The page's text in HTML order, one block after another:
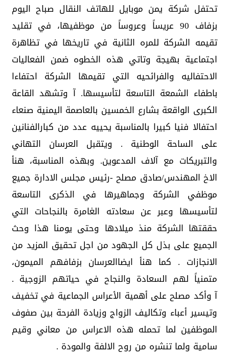
تحتفل شركة يمن موبايل للهاتف النقال صباح اليوم
بزفاف 90 عريساً وعروساً من موظفيها، في تقليد
تقيمه الشركة للمره الثانية في تاريخها في تظاهرة
اجتماعية بهيجة وتاتي هذه الخطوه ضمن الفعاليات
الاحتفاليه والفرائحيه التي تقيمها الشركة احتفاءا
باطفاء الشمعة التاسعة لتأسيسها. آ وتشهد القاعة
الكبرى الواقعة بشارع الخمسين بالعاصمة اليمنية صنعاء
احتفالا فنيا كبيرا بالمناسبة يحييه عدد من كبارالفنانين
على الساحة الوطنية . ويتقبل العرسان التهاني
والتبريكات مع آلاف المدعوين. وبهذه المناسبة، هنأ
الاخ المهندس/صادق مصلح -رئيس مجلس الادارة جميع
موظفي الشركة وجماهيرها في الذكرى التاسعة
لتأسيسها وعبر عن سعادته الغامرة بالنجاحات التي
حققتها الشركة منذ ميلادها وحتى يومنا هذا وحث
الجميع على بذل كل الجهود من اجل تحقيق المزيد من
الانجازات . كما هنأ ايضاالعرسان بزفافهم الميمون،
متمنياً لهم السعادة والنجاح في حياتهم الزوجية .
آ وأكد مصلح على أهمية الأعراس الجماعية في تخفيف
وتيسير أعباء وتكاليف الزواج وزيادة الفرحة بين صفوف
الموظفين لما تحمله هذه الاعراس من معاني وقيم
سامية ولما تنشره من روح الالفة والمودة .